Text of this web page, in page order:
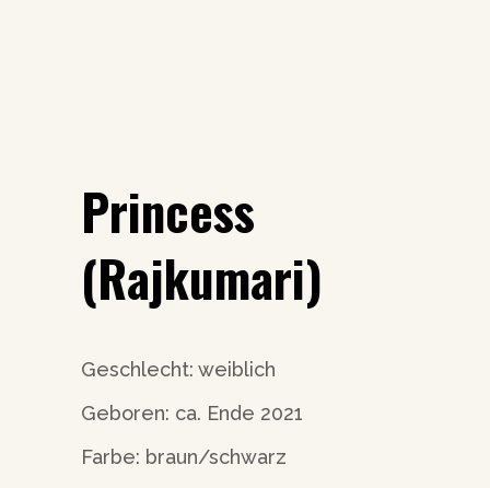
Princess
(Rajkumari)
Geschlecht: weiblich
Geboren: ca. Ende 2021
Farbe: braun/schwarz